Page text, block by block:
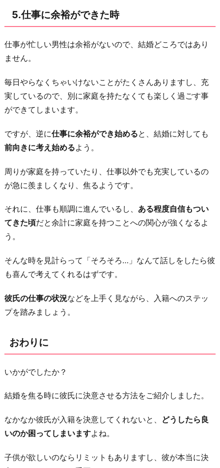
5.仕事に余裕ができた時
仕事が忙しい男性は余裕がないので、結婚どころではあり
ません。
毎日やらなくちゃいけないことがたくさんありますし、充
実しているので、別に家庭を持たなくても楽しく過ごす事
ができてしまいます。
ですが、逆に仕事に余裕ができ始めると、結婚に対しても
前向きに考え始めるよう。
周りが家庭を持っていたり、仕事以外でも充実しているの
が急に羨ましくなり、焦るようです。
それに、仕事も順調に進んでいるし、 ある程度自信もつい
てきた頃だと余計に家庭を持つことへの関心が強くなるよ
う。
そんな時を見計らって「そろそろ…」なんて話しをしたら彼
も喜んで考えてくれるはずです。
彼氏の仕事の状況などを上手く見ながら、入籍へのステッ
プを踏みましょう。
おわりに
いかがでしたか？
結婚を焦る時に彼氏に決意させる方法をご紹介しました。
なかなか彼氏が入籍を決意してくれないと、 どうしたら良
いのか困ってしまいますよね。
子供が欲しいのならリミットもありますし、彼が本当に決